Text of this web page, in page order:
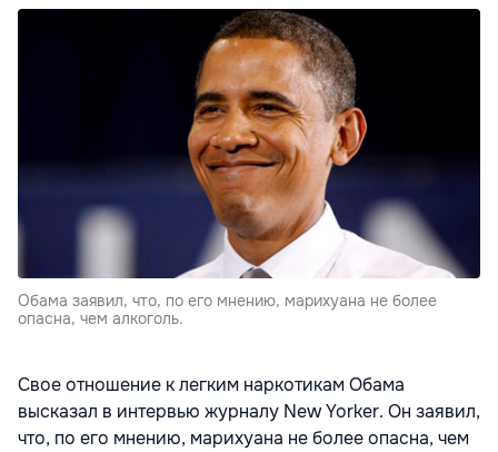
Обама заявил, что, по его мнению, марихуана не более
опасна, чем алкоголь.
Свое отношение к легким наркотикам Обама
высказал в интервью журналу New Yorker. Он заявил,
что, по его мнению, марихуана не более опасна, чем